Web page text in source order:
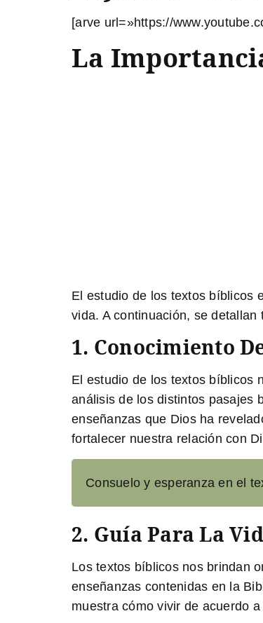
[arve url=»https://
La
El estudio de los textos bíblicos
vida. A continuación, se
1. Conocimiento
El estudio de los textos bíblicos
análisis de los distintos pasajes
enseñanzas que Dios ha
fortalecer nuestra relación con
Consuelo y esperanza en el
2. Guía Para La
Los textos bíblicos nos brindan
enseñanzas contenidas en la
muestra cómo vivir de acuerdo